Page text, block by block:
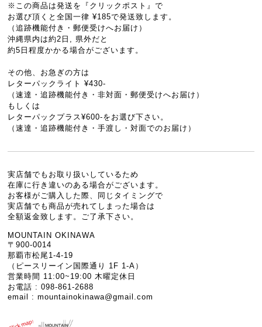
※この商品は発送を『クリックポスト』で
お選び頂くと全国一律 ¥185で発送致します。
（追跡機能付き・郵便受けへお届け）
沖縄県内は約2日, 県外だと
約5日程度かかる場合がございます。
その他、お急ぎの方は
レターパックライト ¥430-
（速達・追跡機能付き・非対面・郵便受けへお届け）
もしくは
レターパックプラス¥600-をお選び下さい。
（速達・追跡機能付き・手渡し・対面でのお届け）
実店舗でもお取り扱いしているため
在庫に行き違いのある場合がございます。
お客様がご購入した際、同じタイミングで
実店舗でも商品が売れてしまった場合は
全額返金致します。ご了承下さい。
MOUNTAIN OKINAWA
〒900-0014
那覇市松尾1-4-19
（ピースリーイン国際通り 1F 1-A）
営業時間 11:00~19:00 木曜定休日
お電話 : 098-861-2688
email :mountainokinawa@gmail.com